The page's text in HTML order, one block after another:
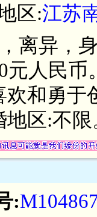
区:江苏
离异，
元人民
和勇于
地区:不限
: